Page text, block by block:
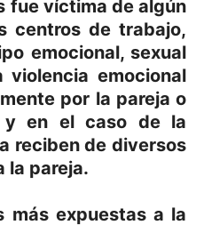
fue víctima de algún
centros de trabajo,
emocional, sexual
violencia emocional
por la pareja o
y en el caso de la
reciben de diversos
la pareja.
más expuestas a la